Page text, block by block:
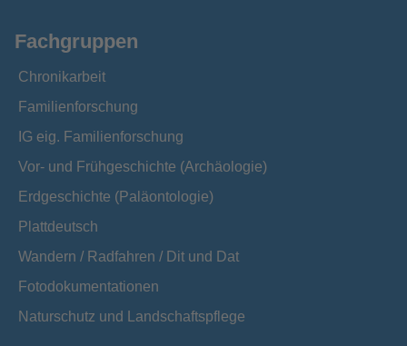
Fachgruppen
Chronikarbeit
Familienforschung
IG eig. Familienforschung
Vor- und Frühgeschichte (Archäologie)
Erdgeschichte (Paläontologie)
Plattdeutsch
Wandern / Radfahren / Dit und Dat
Fotodokumentationen
Naturschutz und Landschaftspflege